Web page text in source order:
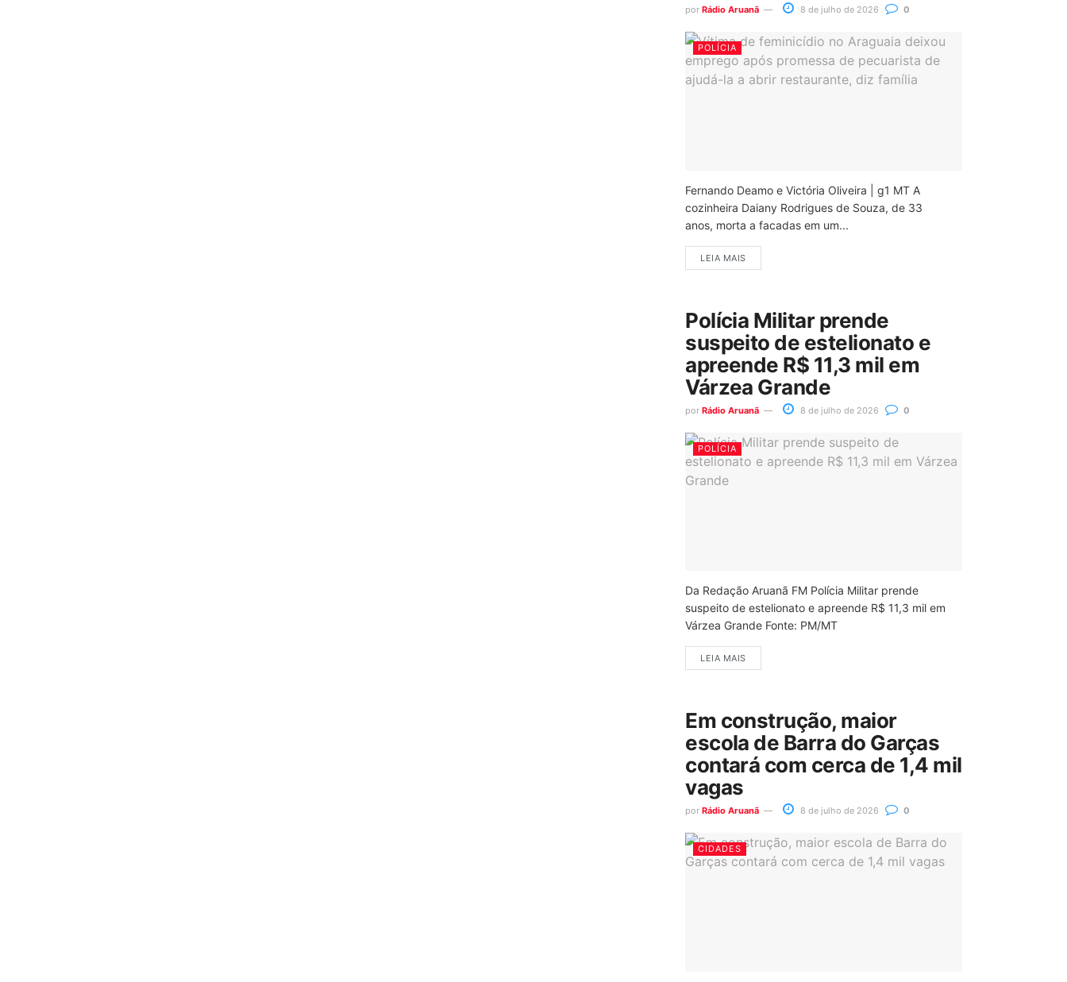
por Rádio Aruanã 8 de julho de 2026 0
POLÍCIA
Fernando Deamo e Victória Oliveira | g1 MT A
cozinheira Daiany Rodrigues de Souza, de 33
anos, morta a facadas em um...
LEIA MAIS
Polícia Militar prende
suspeito de estelionato e
apreende R$ 11,3 mil em
Várzea Grande
por Rádio Aruanã 8 de julho de 2026 0
POLÍCIA
Da Redação Aruanã FM Polícia Militar prende
suspeito de estelionato e apreende R$ 11,3 mil em
Várzea Grande Fonte: PM/MT
LEIA MAIS
Em construção, maior
escola de Barra do Garças
contará com cerca de 1,4 mil
vagas
por Rádio Aruanã 8 de julho de 2026 0
CIDADES